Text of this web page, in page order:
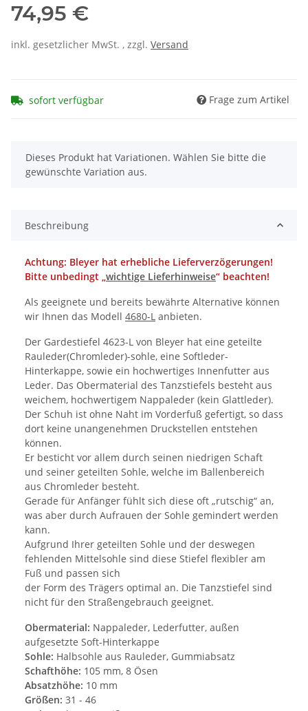
74,95 €
inkl. gesetzlicher MwSt. , zzgl. Versand
sofort verfügbar Frage zum Artikel
x
Dieses Produkt hat Variationen. Wählen Sie bitte die
gewünschte Variation aus.
Beschreibung
Achtung: Bleyer hat erhebliche Lieferverzögerungen!
Bitte unbedingt „ wichtige Lieferhinweise“ beachten!
Als geeignete und bereits bewährte Alternative können
wir Ihnen das Modell 4680-L anbieten.
Der Gardestiefel 4623-L von Bleyer hat eine geteilte
Rauleder(Chromleder)-sohle, eine Softleder-
Hinterkappe, sowie ein hochwertiges Innenfutter aus
Leder. Das Obermaterial des Tanzstiefels besteht aus
weichem, hochwertigem Nappaleder (kein Glattleder).
Der Schuh ist ohne Naht im Vorderfuß gefertigt, so dass
dort keine unangenehmen Druckstellen entstehen
können.
Er besticht vor allem durch seinen niedrigen Schaft
und seiner geteilten Sohle, welche im Ballenbereich
aus Chromleder besteht.
Gerade für Anfänger fühlt sich diese oft „rutschig“ an,
was aber durch Aufrauen der Sohle gemindert werden
kann.
Aufgrund Ihrer geteilten Sohle und der deswegen
fehlenden Mittelsohle sind diese Stiefel flexibler am
Fuß und passen sich
der Form des Trägers optimal an. Die Tanzstiefel sind
nicht für den Straßengebrauch geeignet.
Obermaterial: Nappaleder, Lederfutter, außen
aufgesetzte Soft-Hinterkappe
Sohle: Halbsohle aus Rauleder, Gummiabsatz
Schafthöhe: 105 mm, 8 Ösen
Absatzhöhe: 10 mm
Größen: 31 - 46